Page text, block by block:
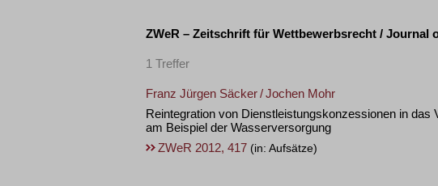
ZWeR – Zeitschrift für Wettbewerbsrecht / Journal
1 Treffer
Franz Jürgen Säcker/Jochen Mohr
Reintegration von Dienstleistungskonzessionen in das
am Beispiel der Wasserversorgung
ZWeR 2012, 417 (in: Aufsätze)